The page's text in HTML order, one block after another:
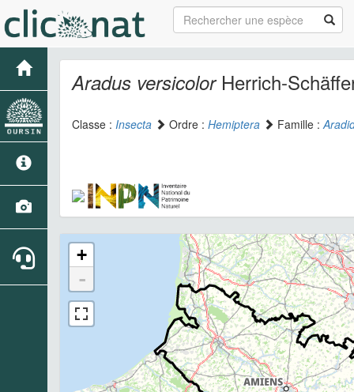
Aradus versicolorHerrich-
Classe : Insecta Ordre : Hemiptera Famille :
+
-